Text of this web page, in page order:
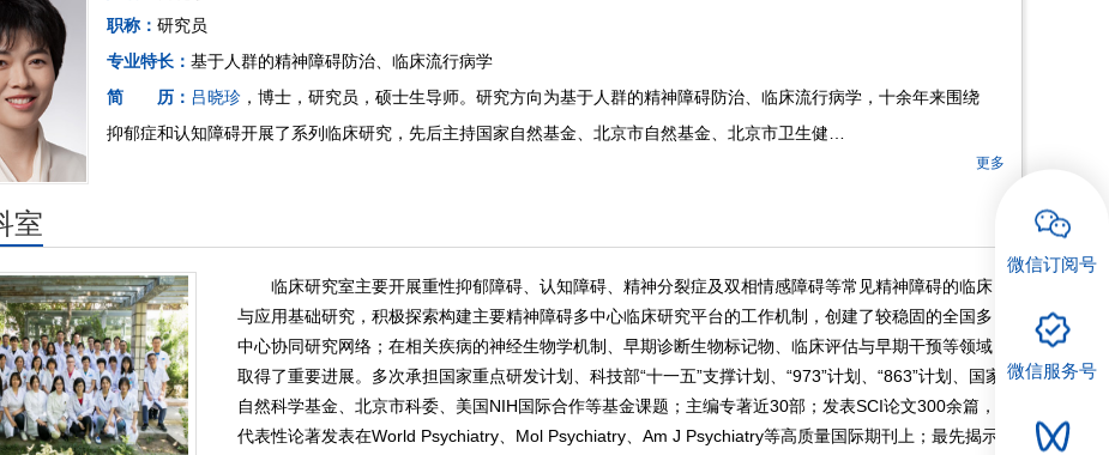
职称： 研究员
专业特长： 基于人群的精神障碍防治、临床流行病学
简 历： 吕晓珍 ，博士，研究员，硕士生导师。研究方向为基于人群的精神障碍防治、临床流行病学，十余年来围绕
抑郁症和认知障碍开展了系列临床研究，先后主持国家自然基金、北京市自然基金、北京市卫生健…
更多
室
临床研究室主要开展重性抑郁障碍、认知障碍、精神分裂症及双相情感障碍等常见精神障碍的临床
与应用基础研究，积极探索构建主要精神障碍多中心临床研究平台的工作机制，创建了较稳固的全国多
中心协同研究网络；在相关疾病的神经生物学机制、早期诊断生物标记物、临床评估与早期干预等领域
取得了重要进展。多次承担国家重点研发计划、科技部“十一五”支撑计划、“973”计划、“863”计划、国家
自然科学基金、北京市科委、美国NIH国际合作等基金课题；主编专著近30部；发表SCI论文300余篇，
代表性论著发表在World Psychiatry、Mol Psychiatry、Am J Psychiatry等高质量国际期刊上；最先揭示
微信订阅号
微信服务号